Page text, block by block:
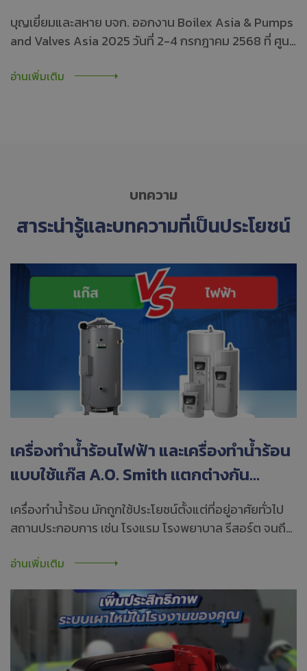
บุญเยี่ยมและสหาย บจก. ออกงาน Boilex Asia & Pumps
and Valves Asia 2025 วันที่ 2-4 กรกฎาคม 2568 ที่ ศูนย์
อ่านเพิ่มเติม
บทความ
สาระน่ารู้และบทความที่เป็นประโยชน์
เครื่องทำน้ำร้อนไฟฟ้า และเครื่องทำน้ำร้อน
แบบใช้แก๊ส A.O. Smith เเตกต่างกัน
อย่างไร?
เครื่องทำน้ำร้อน มักถูกใช้ประโยชน์ตั้งแต่ที่อยู่อาศัยทั่วไป
สถานประกอบการ เช่น โรงแรม โรงพยาบาล รีสอร์ต จนถึง
เครื่องทำน้ำร้อนได้พัฒนามาเป็นชนิดแบบใช้ไฟฟ้า และแบบ
อ่านเพิ่มเติม